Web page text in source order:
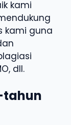
kami
kami guna
dll.
tahun